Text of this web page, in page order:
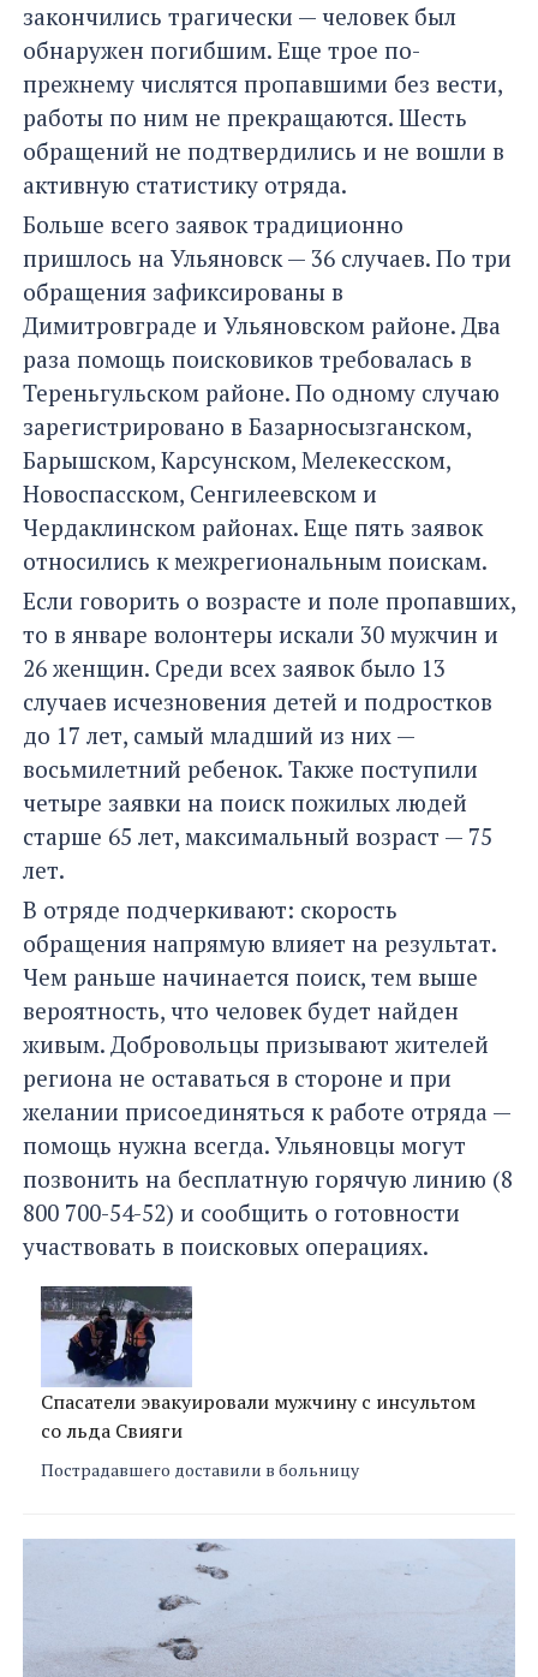
закончились трагически — человек был
обнаружен погибшим. Еще трое по-
прежнему числятся пропавшими без вести,
работы по ним не прекращаются. Шесть
обращений не подтвердились и не вошли в
активную статистику отряда.
Больше всего заявок традиционно
пришлось на Ульяновск — 36 случаев. По три
обращения зафиксированы в
Димитровграде и Ульяновском районе. Два
раза помощь поисковиков требовалась в
Тереньгульском районе. По одному случаю
зарегистрировано в Базарносызганском,
Барышском, Карсунском, Мелекесском,
Новоспасском, Сенгилеевском и
Чердаклинском районах. Еще пять заявок
относились к межрегиональным поискам.
Если говорить о возрасте и поле пропавших,
то в январе волонтеры искали 30 мужчин и
26 женщин. Среди всех заявок было 13
случаев исчезновения детей и подростков
до 17 лет, самый младший из них —
восьмилетний ребенок. Также поступили
четыре заявки на поиск пожилых людей
старше 65 лет, максимальный возраст — 75
лет.
В отряде подчеркивают: скорость
обращения напрямую влияет на результат.
Чем раньше начинается поиск, тем выше
вероятность, что человек будет найден
живым. Добровольцы призывают жителей
региона не оставаться в стороне и при
желании присоединяться к работе отряда —
помощь нужна всегда. Ульяновцы могут
позвонить на бесплатную горячую линию (8
800 700-54-52) и сообщить о готовности
участвовать в поисковых операциях.
Спасатели эвакуировали мужчину с инсультом
со льда Свияги
Пострадавшего доставили в больницу